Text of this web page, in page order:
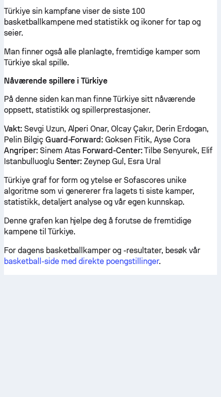
Türkiye sin kampfane viser de siste 100
basketballkampene med statistikk og ikoner for tap og
seier.
Man finner også alle planlagte, fremtidige kamper som
Türkiye skal spille.
Nåværende spillere i Türkiye
På denne siden kan man finne Türkiye sitt nåværende
oppsett, statistikk og spillerprestasjoner.
Vakt:Sevgi Uzun, Alperi Onar, Olcay Çakır, Derin Erdogan,
Pelin Bilgiç Guard-Forward: Goksen Fitik, Ayse Cora
Angriper:Sinem Atas Forward-Center:Tilbe Senyurek, Elif
Istanbulluoglu Senter: Zeynep Gul, Esra Ural
Türkiye graf for form og ytelse er Sofascores unike
algoritme som vi genererer fra lagets ti siste kamper,
statistikk, detaljert analyse og vår egen kunnskap.
Denne grafen kan hjelpe deg å forutse de fremtidige
kampene til Türkiye.
For dagens basketballkamper og -resultater, besøk vår
basketball-side med direkte poengstillinger.